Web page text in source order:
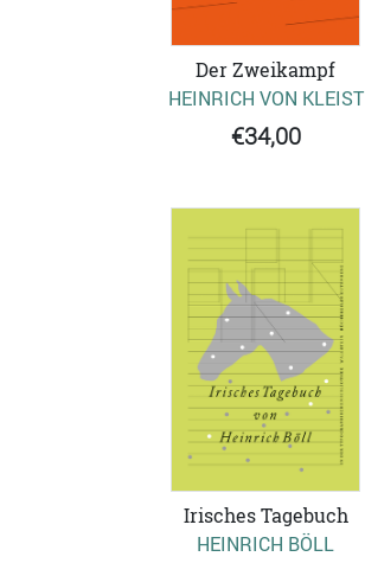
Der Zweikampf
HEINRICH VON KLEIST
€34,00
Irisches Tagebuch
HEINRICH BÖLL